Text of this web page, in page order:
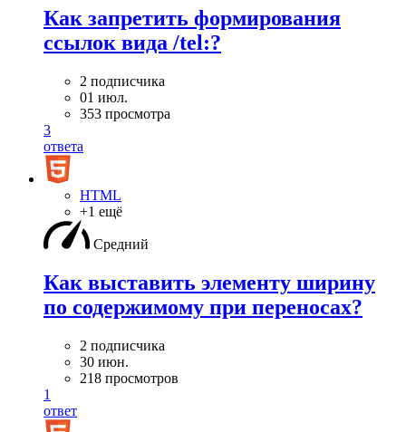
Как запретить формирования
ссылок вида /tel:?
2 подписчика
01 июл.
353 просмотра
3
ответа
HTML
+1 ещё
Средний
Как выставить элементу ширину
по содержимому при переносах?
2 подписчика
30 июн.
218 просмотров
1
ответ